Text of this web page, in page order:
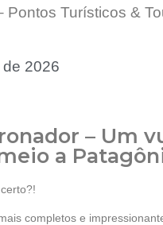
Pontos Turísticos &
2026
– Um
a
completos e